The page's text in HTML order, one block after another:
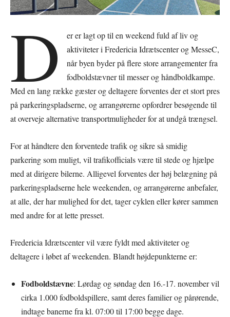
D
er er lagt op til en weekend fuld af liv og
aktiviteter i Fredericia Idrætscenter og MesseC,
når byen byder på flere store arrangementer fra
fodboldstævner til messer og håndboldkampe.
Med en lang række gæster og deltagere forventes der et stort pres
på parkeringspladserne, og arrangørerne opfordrer besøgende til
at overveje alternative transportmuligheder for at undgå trængsel.
For at håndtere den forventede trafik og sikre så smidig
parkering som muligt, vil trafikofficials være til stede og hjælpe
med at dirigere bilerne. Alligevel forventes der høj belægning på
parkeringspladserne hele weekenden, og arrangørerne anbefaler,
at alle, der har mulighed for det, tager cyklen eller kører sammen
med andre for at lette presset.
Fredericia Idrætscenter vil være fyldt med aktiviteter og
deltagere i løbet af weekenden. Blandt højdepunkterne er:
Fodboldstævne: Lørdag og søndag den 16.-17. november vil
cirka 1.000 fodboldspillere, samt deres familier og pårørende,
indtage banerne fra kl. 07:00 til 17:00 begge dage.